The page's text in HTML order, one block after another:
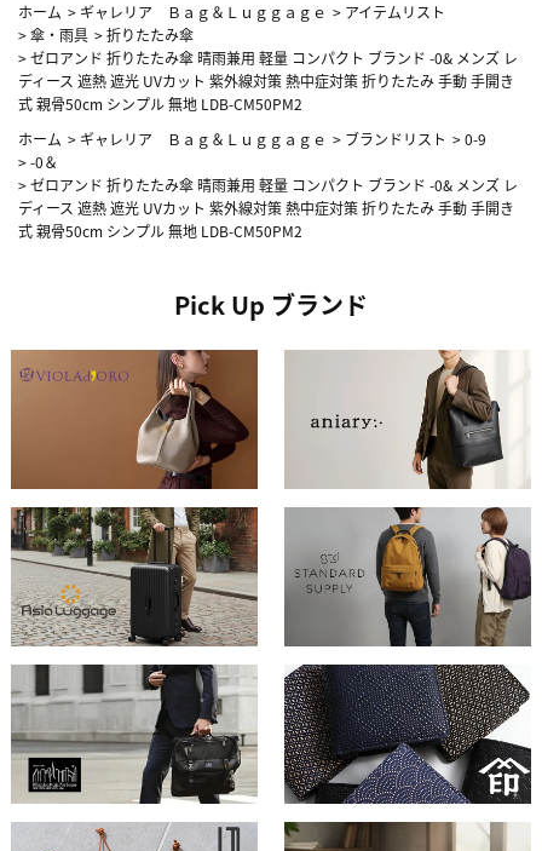
ホーム > ギャレリア Ｂａｇ＆Ｌｕｇｇａｇｅ > アイテムリスト
>傘・雨具 >折りたたみ傘
>ゼロアンド 折りたたみ傘 晴雨兼用 軽量 コンパクト ブランド -0& メンズ レ
ディース 遮熱 遮光 UVカット 紫外線対策 熱中症対策 折りたたみ 手動 手開き
式 親骨50cm シンプル 無地 LDB-CM50PM2
ホーム > ギャレリア Ｂａｇ＆Ｌｕｇｇａｇｅ > ブランドリスト >0-9
>-0＆
>ゼロアンド 折りたたみ傘 晴雨兼用 軽量 コンパクト ブランド -0& メンズ レ
ディース 遮熱 遮光 UVカット 紫外線対策 熱中症対策 折りたたみ 手動 手開き
式 親骨50cm シンプル 無地 LDB-CM50PM2
Pick Up ブランド